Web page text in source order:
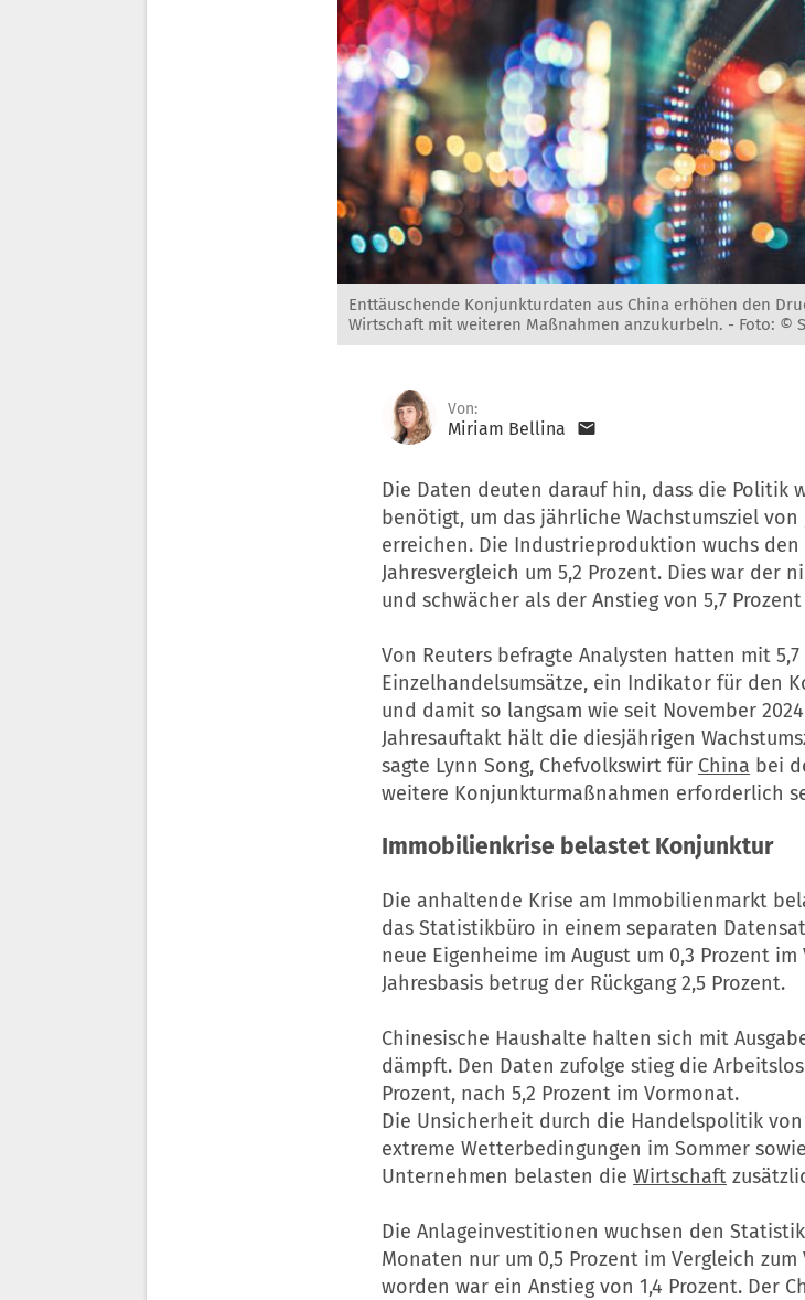
Enttäuschende Konjunkturdaten aus China erhöhen den
Wirtschaft mit weiteren Maßnahmen anzukurbeln. - Foto: ©
Von:
Miriam Bellina
Die Daten deuten darauf hin, dass die Politik
benötigt, um das jährliche Wachstumsziel von
erreichen. Die Industrieproduktion wuchs den
Jahresvergleich um 5,2 Prozent. Dies war der
und schwächer als der Anstieg von 5,7 Prozent
Von Reuters befragte Analysten hatten mit
Einzelhandelsumsätze, ein Indikator für den
und damit so langsam wie seit November
Jahresauftakt hält die diesjährigen
sagte Lynn Song, Chefvolkswirt für China bei
weitere Konjunkturmaßnahmen erforderlich
Immobilienkrise belastet Konjunktur
Die anhaltende Krise am Immobilienmarkt
das Statistikbüro in einem separaten
neue Eigenheime im August um 0,3 Prozent
Jahresbasis betrug der Rückgang 2,5 Prozent.
Chinesische Haushalte halten sich mit
dämpft. Den Daten zufolge stieg die
Prozent, nach 5,2 Prozent im Vormonat.
Die Unsicherheit durch die Handelspolitik
extreme Wetterbedingungen im Sommer
Unternehmen belasten die Wirtschaft
Die Anlageinvestitionen wuchsen den
Monaten nur um 0,5 Prozent im Vergleich
worden war ein Anstieg von 1,4 Prozent. Der